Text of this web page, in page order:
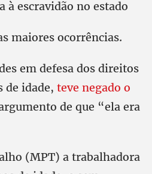
à escravidão no estado
maiores ocorrências.
em defesa dos direitos
de idade, teve negado o
de que “ela era
(MPT) a trabalhadora